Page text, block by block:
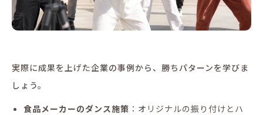
実際に成果を上げた企業の事例から、勝ちパターンを学びま
しょう。
食品メーカーのダンス施策 ：オリジナルの振り付けとハ